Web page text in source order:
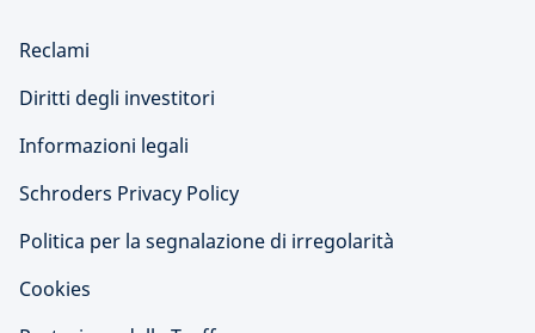
Reclami
Diritti degli investitori
Informazioni legali
Schroders Privacy Policy
Politica per la segnalazione di irregolarità
Cookies